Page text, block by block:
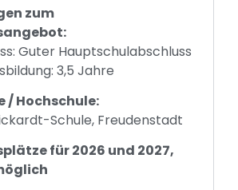
zum
Guter Hauptschulabschluss
3,5 Jahre
/ Hochschule:
Schule, Freudenstadt
für 2026 und 2027,